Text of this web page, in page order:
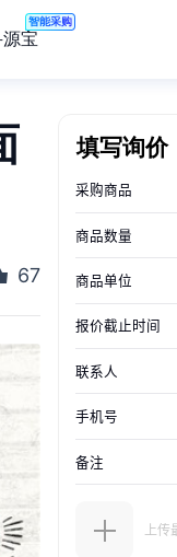
宝
智能采购
67
填写询价